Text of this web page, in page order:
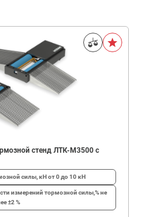
стенд ЛТК-М3500 с
силы, кНот 0 до 10 кН
измерений тормозной силы,%не
±2 %